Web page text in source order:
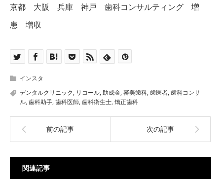
京都 大阪 兵庫 神戸 歯科コンサルティング 増
患 増収
インスタ
デンタルクリニック, リコール,助成金,審美歯科,歯医者,歯科コンサ
ル,歯科助手,歯科医師,歯科衛生士,矯正歯科
前の記事 次の記事
関連記事